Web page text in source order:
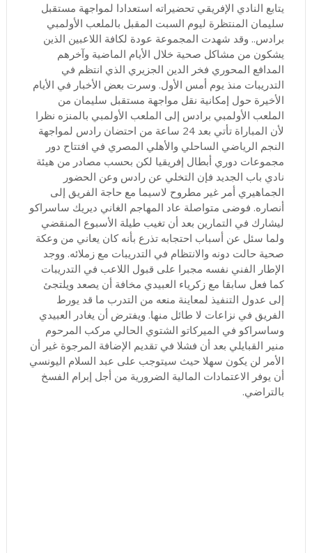
يتابع النادي الإفريقي تحضيراته استعدادا لمواجهة مستقبل
سليمان المنتظرة ليوم السبت المقبل بالملعب الأولمبي
برادس.. وقد شهدت المجموعة عودة لكافة اللاعبين الذين
يشكون من مشاكل صحية خلال الأيام الماضية وآخرهم
المدافع المحوري فخر الدين الجزيري الذي انتظم في
التدريبات منذ يوم أمس الأول. وسرت بعض الأخبار في الأيام
الأخيرة حول إمكانية نقل مواجهة مستقبل سليمان من
الملعب الأولمبي برادس إلى الملعب الأولمبي بالمنزه نظرا
لأن المباراة تأتي بعد 24 ساعة من احتضان رادس لمواجهة
النجم الرياضي الساحلي والأهلي المصري في افتتاح دور
مجموعات دوري أبطال إفريقيا لكن بحسب مصادر من هيئة
نادي باب الجديد فإن التخلي عن رادس وعن الحضور
الجماهيري أمر غير مطروح لاسيما مع حاجة الفريق إلى
أنصاره. فوضى متواصلة عاد المهاجم الغاني ديريك ساسراكو
ليشارك في التمارين بعد أن تغيب طيلة الأسبوع المنقضي
ولما سئل عن أسباب احتجابه تذرع بأنه كان يعاني من وعكة
صحية حالت دونه والانتظام في التدريبات مع زملائه. ووجد
الإطار الفني نفسه مجبرا على قبول اللاعب في التدريبات
كما فعل سابقا مع زكرياء العبيدي مخافة أن يصعد ويلتجئ
إلى عدول التنفيذ لمعاينة منعه من التدرب ما قد يورط
الفريق في نزاعات لا طائل منها. ويفترض أن يغادر العبيدي
وساسراكو في الميركاتو الشتوي الحالي مركب المرحوم
منير القبايلي بعد أن فشلا في تقديم الإضافة المرجوة غير أن
الأمر لن يكون سهلا حيث سيتوجب على عبد السلام اليونسي
أن يوفر الاعتمادات المالية الضرورية من أجل إبرام الفسخ
بالتراضي.